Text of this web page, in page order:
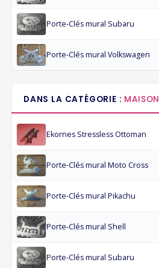
Porte-Clés mural Subaru
Porte-Clés mural Volkswagen
DANS LA CATÉGORIE : MAISON
Ekornes Stressless Ottoman
Porte-Clés mural Moto Cross
Porte-Clés mural Pikachu
Porte-Clés mural Shell
Porte-Clés mural Subaru